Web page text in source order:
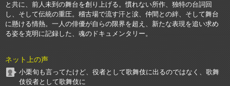
と共に、前人未到の舞台を創り上げる。慣れない所作、独特の台詞回
し、そして伝統の重圧。稽古場で流す汗と涙、仲間との絆、そして舞台
に懸ける情熱。一人の俳優が自らの限界を超え、新たな表現を追い求め
る姿を克明に記録した、魂のドキュメンタリー。
ネット上の声
小栗旬も言ってたけど、役者として歌舞伎に出るのではなく、歌舞
伎役者として歌舞伎に